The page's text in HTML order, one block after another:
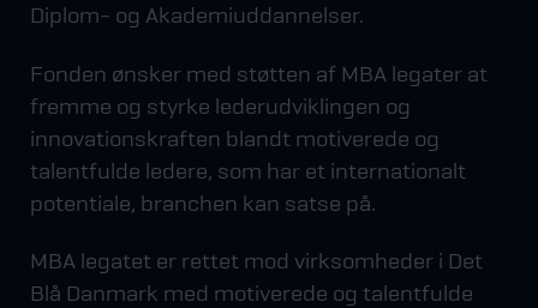
Diplom- og Akademiuddannelser.
Fonden ønsker med støtten af MBA legater at
fremme og styrke lederudviklingen og
innovationskraften blandt motiverede og
talentfulde ledere, som har et internationalt
potentiale, branchen kan satse på.
MBA legatet er rettet mod virksomheder i Det
Blå Danmark med motiverede og talentfulde